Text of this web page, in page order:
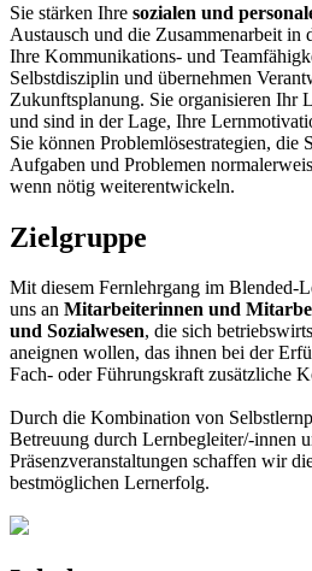
Sie stärken Ihre sozialen und
Austausch und die Zusammenarbeit in
Ihre Kommunikations- und
Selbstdisziplin und übernehmen
Zukunftsplanung. Sie organisieren Ihr
und sind in der Lage, Ihre
Sie können Problemlösestrategien, die
Aufgaben und Problemen
wenn nötig weiterentwickeln.
Zielgruppe
Mit diesem Fernlehrgang im Blended-
uns an Mitarbeiterinnen und
und Sozialwesen, die sich
aneignen wollen, das ihnen bei der
Fach- oder Führungskraft zusätzliche
Durch die Kombination von
Betreuung durch Lernbegleiter/-innen
Präsenzveranstaltungen schaffen wir
bestmöglichen Lernerfolg.